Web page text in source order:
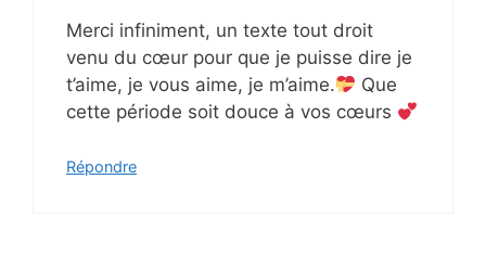
Merci infiniment, un texte tout droit
venu du cœur pour que je puisse dire je
t’aime, je vous aime, je m’aime.
Que
cette période soit douce à vos cœurs
Répondre